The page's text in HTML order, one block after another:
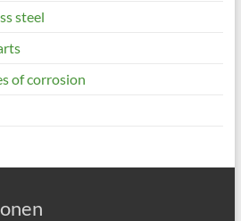
steel
of corrosion